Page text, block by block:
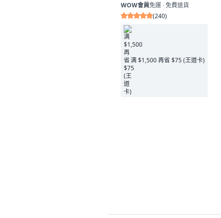
WOW會員免運 ∙ 免費退貨
(240)
满 $1,500 再省 $75 (王道卡)